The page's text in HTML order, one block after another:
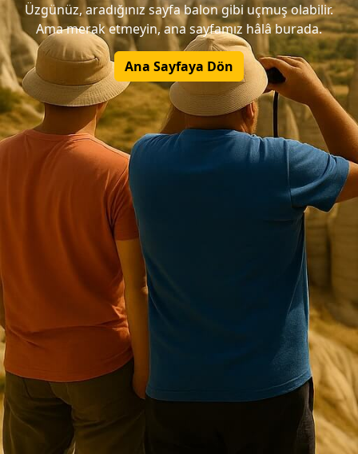
Üzgünüz, aradığınız sayfa balon gibi uçmuş olabilir.
Ama merak etmeyin, ana sayfamız hâlâ burada.
Ana Sayfaya Dön